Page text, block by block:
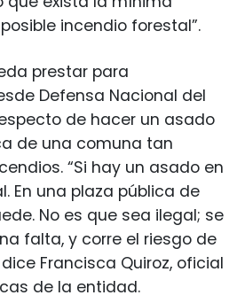
incendio forestal”.
prestar para
Defensa Nacional del
de hacer un asado
de una comuna tan
“Si hay un asado en
En una plaza pública de
No es que sea ilegal; se
falta, y corre el riesgo de
Francisca Quiroz, oficial
de la entidad.